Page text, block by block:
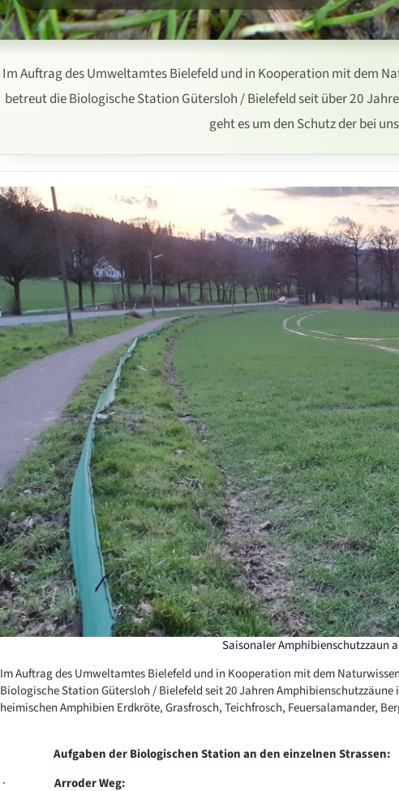
Im Auftrag des Umweltamtes Bielefeld und in Kooperation mit dem
betreut die Biologische Station Gütersloh / Bielefeld seit über 20
geht es um den Schutz der bei
Saisonaler Amphibienschutzzaun
Im Auftrag des Umweltamtes Bielefeld und in Kooperation mit dem
Biologische Station Gütersloh / Bielefeld seit 20 Jahren
heimischen Amphibien Erdkröte, Grasfrosch, Teichfrosch, Feuersalamander,
Aufgaben der Biologischen Station an den einzelnen Strassen:
·
Arroder Weg: